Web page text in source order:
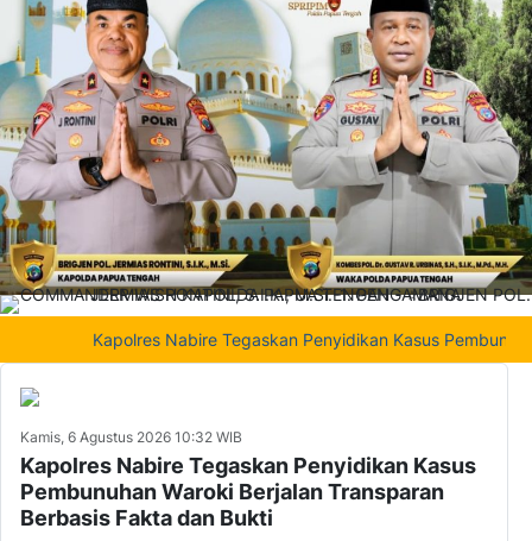
Kapolres Nabire Tegaskan Penyidikan Kasus Pembunuhan
Kamis, 6 Agustus 2026 10:32 WIB
Kapolres Nabire Tegaskan Penyidikan Kasus
Pembunuhan Waroki Berjalan Transparan
Berbasis Fakta dan Bukti